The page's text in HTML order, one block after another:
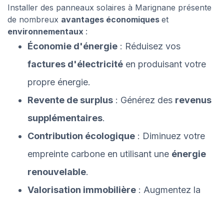
Installer des panneaux solaires à Marignane présente
de nombreux avantages économiques et
environnementaux :
Économie d'énergie : Réduisez vos
factures d'électricité en produisant votre
propre énergie.
Revente de surplus : Générez des revenus
supplémentaires.
Contribution écologique : Diminuez votre
empreinte carbone en utilisant une énergie
renouvelable.
Valorisation immobilière : Augmentez la